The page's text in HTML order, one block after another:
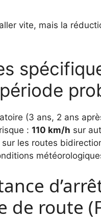
vite, mais la
(3 ans, 2 ans
: 110 km/h sur
sur les routes
de route